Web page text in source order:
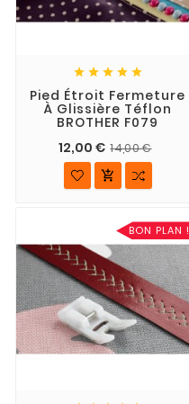
    
Pied Étroit Fermeture
À Glissière Téflon
BROTHER F079
12,00 € 14,00 €

BON PLAN !